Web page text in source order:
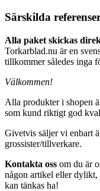
Särskilda
Alla paket skickas
Torkarblad.nu är en
tillkommer således inga
Välkommen!
Alla produkter i shopen
som kund riktigt god
Givetvis säljer vi enbart
grossister/tillverkare.
Kontakta oss om du är
någon artikel eller dylikt,
kan tänkas ha!